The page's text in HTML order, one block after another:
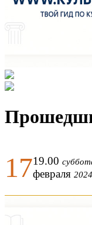
1719.00
февраля 2024